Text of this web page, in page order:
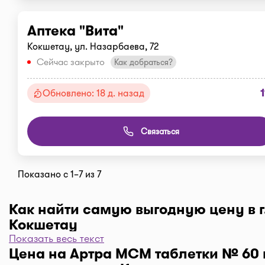
Аптека "Вита"
Кокшетау, ул. Назарбаева, 72
Сейчас закрыто
Как добраться?
Обновлено: 18 д. назад
Связаться
Показано с 1–7 из 7
Как найти самую выгодную цену в
Кокшетау
Чтобы отфильтровать аптеки по цене, нажмите
"По цене, от 1..." и кнопку "Выбрать". Самая низкая
Показать весь текст
Цена на Артра МСМ таблетки № 60